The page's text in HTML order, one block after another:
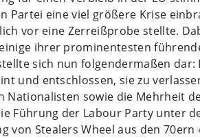
Partei eine viel größere Krise
vor eine Zerreißprobe stellte.
ihrer prominentesten
sich nun folgendermaßen dar:
und entschlossen, sie zu
Nationalisten sowie die Mehrheit
Führung der Labour Party unter
von Stealers Wheel aus den